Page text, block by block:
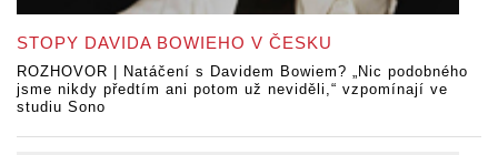
STOPY DAVIDA BOWIEHO V ČESKU
ROZHOVOR | Natáčení s Davidem Bowiem? „Nic podobného
jsme nikdy předtím ani potom už neviděli,“ vzpomínají ve
studiu Sono